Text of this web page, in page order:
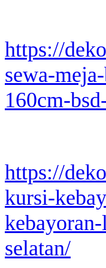
https://
sewa-
160cm-
https://
kursi-
selatan/